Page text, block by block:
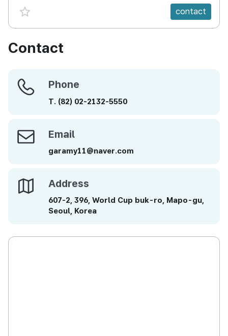
favorite {spanVal} contact
Contact
Phone Phone
T. (82) 02-2132-5550
Email Email
garamy11@naver.com
Address Address
607-2, 396, World Cup buk-ro, Mapo-gu,
Seoul, Korea